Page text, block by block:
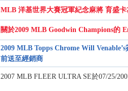
MLB 洋基世界大賽冠軍紀念麻將 育盛
關於2009 MLB Goodwin Champions的
2009 MLB Topps Chrome Will
前送至經銷商
2007 MLB FLEER ULTRA SE於07/25/